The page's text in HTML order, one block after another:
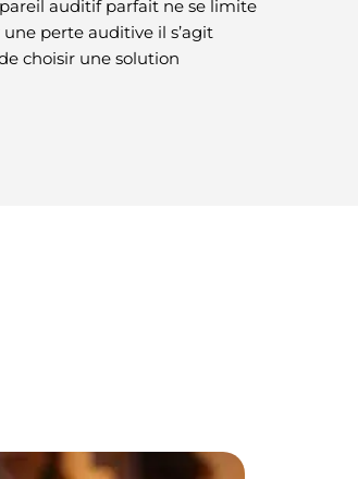
auditif parfait ne se limite
perte auditive il s’agit
choisir une solution